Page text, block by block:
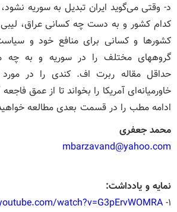
د- وقتی می‌گوید ایران تبدیل به سوریه نشود،
کدام کشور و به دست چه کسانی عراق،
کشورها و کسانی برای منافع خود و
گروههای مختلف را در سوریه و به چه
حداقل مقاله ربرت اف. کندی را در
خاورمیانه‌ای آمریکا را بخواند تا از عمق فاجعه
ادامه مطب را در قسمت بعدی مطالعه
محمد جعفری
mbarzavand@yahoo.com
نمایه و یادداشت:
۱- watch?v=G3pErvWOMRA